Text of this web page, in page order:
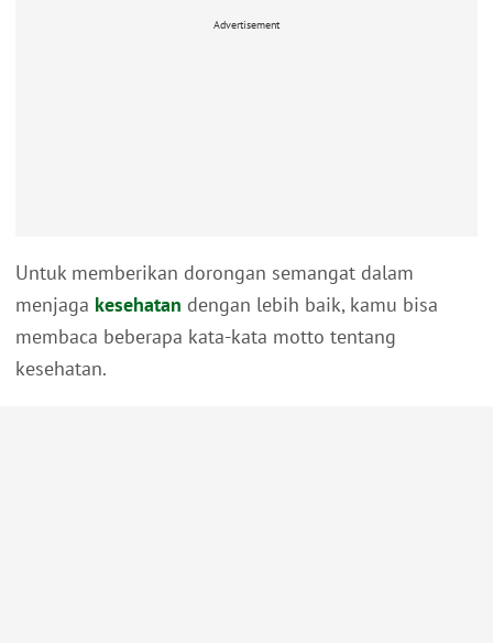
Advertisement
Untuk memberikan dorongan semangat dalam
menjaga kesehatan dengan lebih baik, kamu bisa
membaca beberapa kata-kata motto tentang
kesehatan.